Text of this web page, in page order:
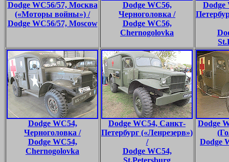
Dodge WC56/57, Москва
(«Моторы войны») /
Dodge WC56/57, Moscow
Dodge WC56,
Черноголовка /
Dodge WC56,
Chernogolovka
Dodge
Dodge WC54,
Черноголовка /
Dodge WC54,
Chernogolovka
Dodge WC54, Санкт-
Петербург («Ленрезерв»)
/
Dodge WC54,
St.Petersburg
Dodge
Dodge